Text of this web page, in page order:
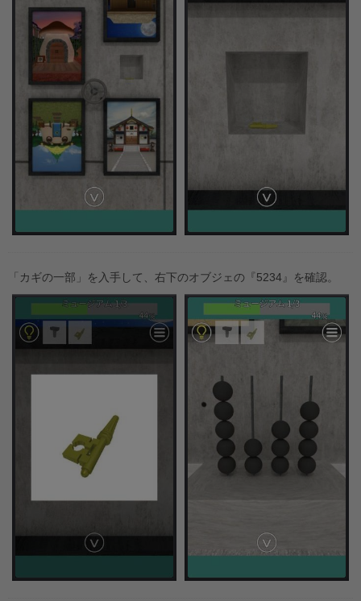
「カギの一部」を入手して、右下のオブジェの『5234』を確認。